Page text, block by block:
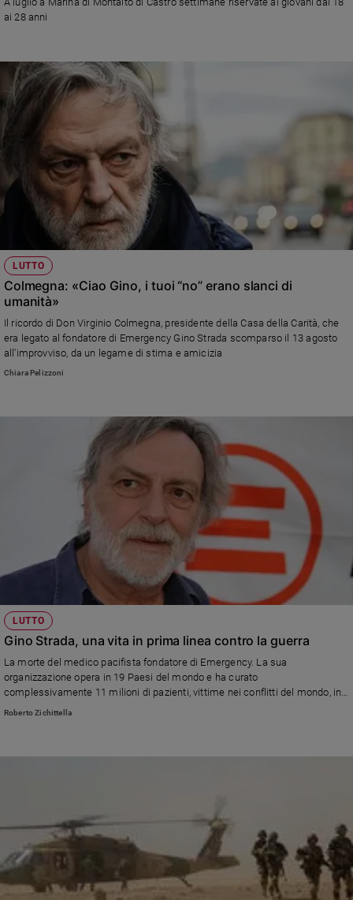
ai 28 anni
LUTTO
Colmegna: «Ciao Gino, i tuoi “no” erano slanci di
umanità»
Il ricordo di Don Virginio Colmegna, presidente della Casa della Carità, che
era legato al fondatore di Emergency Gino Strada scomparso il 13 agosto
all'improvviso, da un legame di stima e amicizia
Chiara Pelizzoni
LUTTO
Gino Strada, una vita in prima linea contro la guerra
La morte del medico pacifista fondatore di Emergency. La sua
organizzazione opera in 19 Paesi del mondo e ha curato
complessivamente 11 milioni di pazienti, vittime nei conflitti del mondo, in
particolare bambini
Roberto Zichittella